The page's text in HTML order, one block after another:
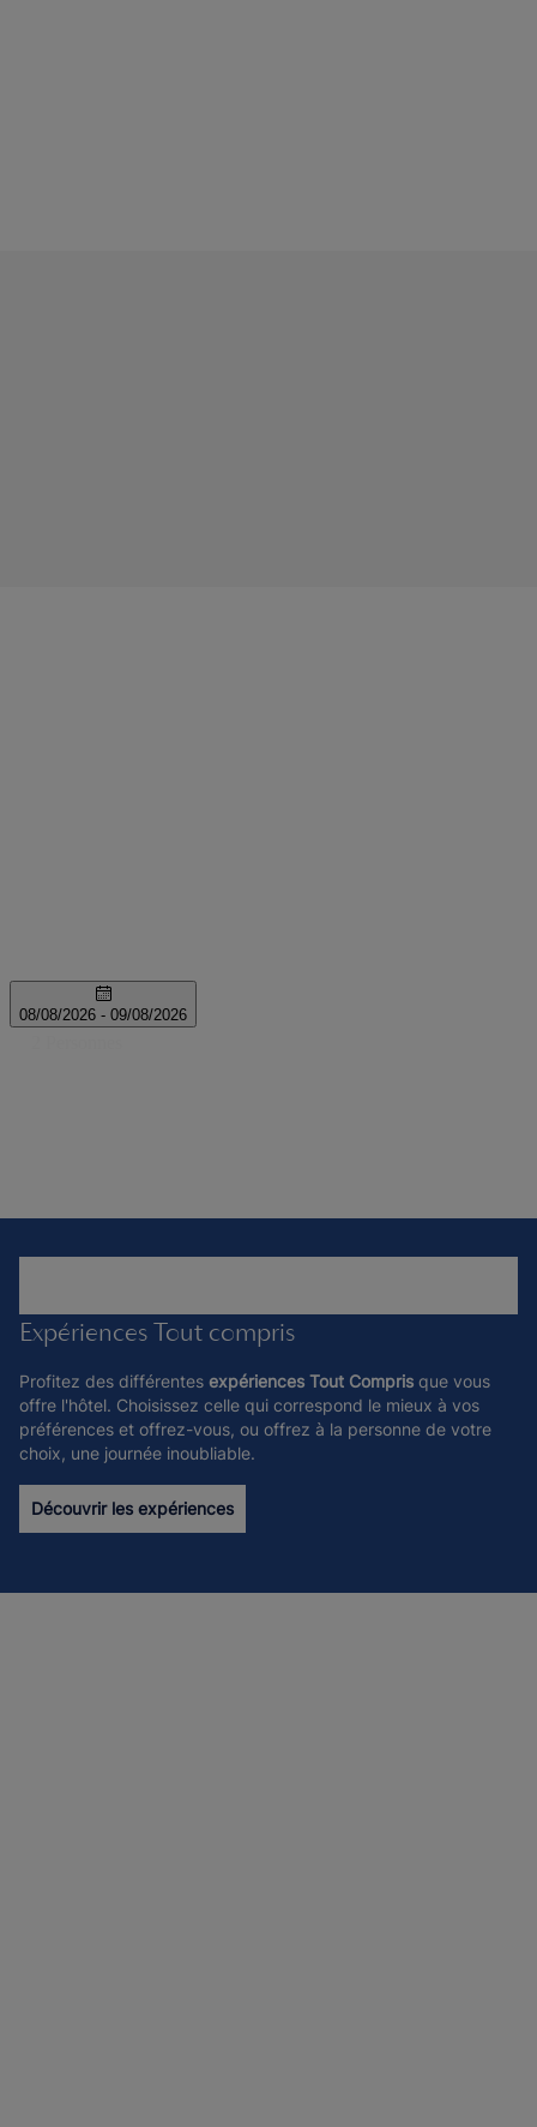
Expériences Tout compris
Profitez des différentes expériences Tout Compris que vous
offre l'hôtel. Choisissez celle qui correspond le mieux à vos
préférences et offrez-vous, ou offrez à la personne de votre
choix, une journée inoubliable.
Découvrir les expériences